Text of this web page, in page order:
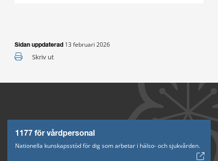
Sidan uppdaterad 13 februari 2026
Skriv ut
1177 för vårdpersonal
Nationella kunskapsstöd för dig som arbetar i hälso- och sjukvården.